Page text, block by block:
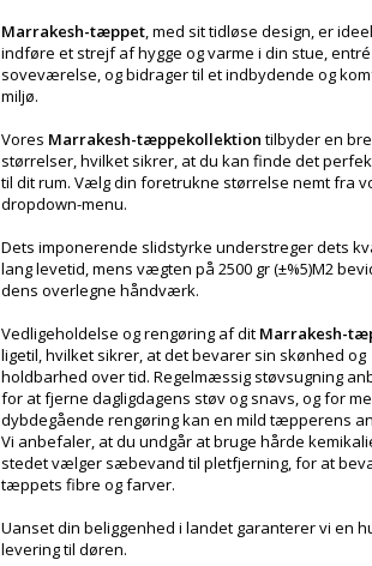
Marrakesh-tæppet, med sit tidløse design, er
indføre et strejf af hygge og varme i din stue,
soveværelse, og bidrager til et indbydende og
miljø.
Vores Marrakesh-tæppekollektion tilbyder en
størrelser, hvilket sikrer, at du kan finde det
til dit rum. Vælg din foretrukne størrelse nemt fra
dropdown-menu.
Dets imponerende slidstyrke understreger dets
lang levetid, mens vægten på 2500 gr (±%5)M2
dens overlegne håndværk.
Vedligeholdelse og rengøring af dit Marrakesh-
ligetil, hvilket sikrer, at det bevarer sin skønhed og
holdbarhed over tid. Regelmæssig støvsugning
for at fjerne dagligdagens støv og snavs, og for
dybdegående rengøring kan en mild tæpperens
Vi anbefaler, at du undgår at bruge hårde
stedet vælger sæbevand til pletfjerning, for at
tæppets fibre og farver.
Uanset din beliggenhed i landet garanterer vi en
levering til døren.